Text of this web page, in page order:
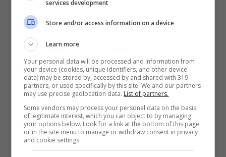
Quello che però in molti hanno fatto presente
nei commenti e che non è comprensibile e di
come una persona che ha vissuto per 18
anni con il suo gattopossa aver deciso di
abbandonarlo.
Molti infatti sono preoccupatissimi per come il
gatto possa stare e di quanto possa essere
services development
Store and/or access information on a device
Learn more
Your personal data will be processed and information from
your device (cookies, unique identifiers, and other device
data) may be stored by, accessed by and shared with 319
partners, or used specifically by this site. We and our partners
may use precise geolocation data. List of partners.
Some vendors may process your personal data on the basis
of legitimate interest, which you can object to by managing
your options below. Look for a link at the bottom of this page
or in the site menu to manage or withdraw consent in privacy
and cookie settings.